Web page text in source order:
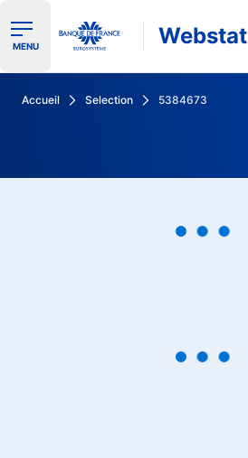
Ouvrir le menu de navigation
MENU Webstat
Accueil Selection 5384673